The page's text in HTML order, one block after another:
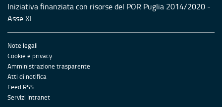
Iniziativa finanziata con risorse del POR Puglia 2014/2020 -
Asse XI
Note legali
Cookie e privacy
Amministrazione trasparente
Atti di notifica
Feed RSS
Servizi Intranet